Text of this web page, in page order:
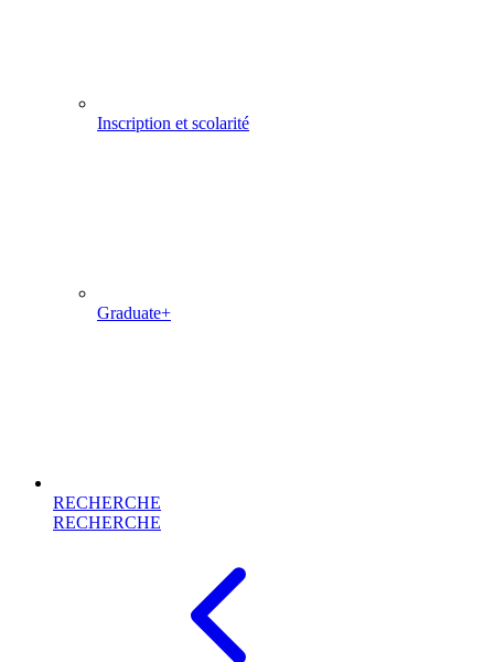
Inscription et scolarité
Graduate+
RECHERCHE
RECHERCHE